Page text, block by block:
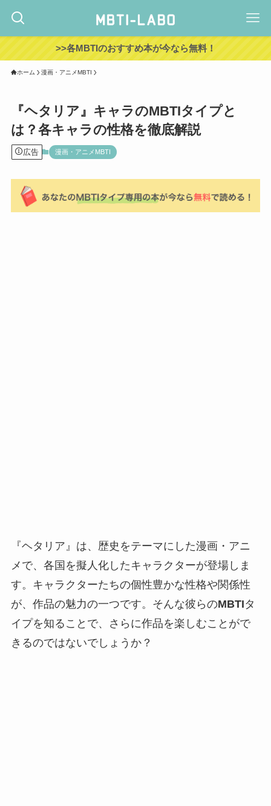
>>各MBTIのおすすめ本が今なら無料！
ホーム 漫画・アニメMBTI
『ヘタリア』キャラのMBTIタイプと
は？各キャラの性格を徹底解説
広告 漫画・アニメMBTI
『ヘタリア』は、歴史をテーマにした漫画・アニ
メで、各国を擬人化したキャラクターが登場しま
す。キャラクターたちの個性豊かな性格や関係性
が、作品の魅力の一つです。そんな彼らのMBTIタ
イプを知ることで、さらに作品を楽しむことがで
きるのではないでしょうか？